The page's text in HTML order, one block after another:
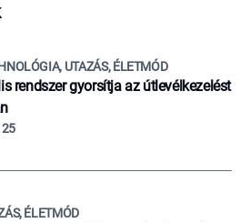
UTAZÁS, ÉLETMÓD
rendszer gyorsítja az útlevélkezelést
ÉLETMÓD